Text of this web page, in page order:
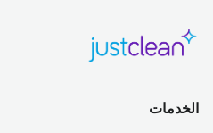
الخدمات